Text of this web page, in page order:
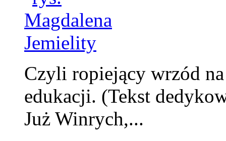
Czyli ropiejący wrzód
edukacji. (Tekst
Już Winrych,...